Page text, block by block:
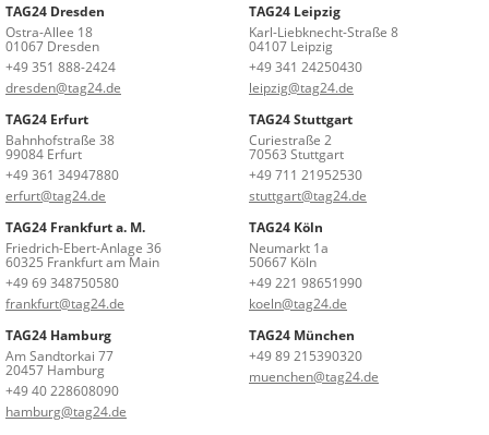
TAG24 Dresden
Ostra-Allee 18
01067 Dresden
+49 351 888-2424
dresden@tag24.de
TAG24 Leipzig
Karl-Liebknecht-Straße 8
04107 Leipzig
+49 341 24250430
leipzig@tag24.de
TAG24 Erfurt
Bahnhofstraße 38
99084 Erfurt
+49 361 34947880
erfurt@tag24.de
TAG24 Stuttgart
Curiestraße 2
70563 Stuttgart
+49 711 21952530
stuttgart@tag24.de
TAG24 Frankfurt a. M.
Friedrich-Ebert-Anlage 36
60325 Frankfurt am Main
+49 69 348750580
frankfurt@tag24.de
TAG24 Köln
Neumarkt 1a
50667 Köln
+49 221 98651990
koeln@tag24.de
TAG24 Hamburg
Am Sandtorkai 77
20457 Hamburg
+49 40 228608090
hamburg@tag24.de
TAG24 München
+49 89 215390320
muenchen@tag24.de